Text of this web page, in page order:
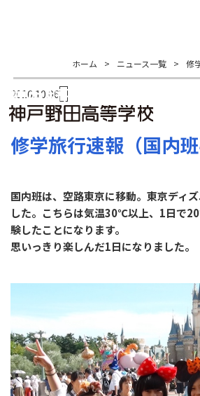
ホーム > ニュース一覧 > 修
2016.10.06
修学旅行速報（国内班
国内班は、空路東京に移動。東京ディ
した。こちらは気温30℃以上、1日で
験したことになります。
思いっきり楽しんだ1日になりました。